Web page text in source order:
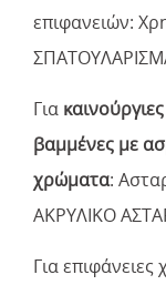
επιφανειών:
Για
βαμμένες με
χρώματα:
ΑΚΡΥΛΙΚΟ
Για